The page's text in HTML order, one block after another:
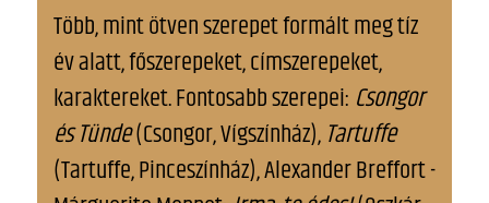
Több, mint ötven szerepet formált meg tíz
év alatt, főszerepeket, címszerepeket,
karaktereket. Fontosabb szerepei: Csongor
és Tünde(Csongor, Vígszínház), Tartuffe
(Tartuffe, Pinceszínház), Alexander Breffort -